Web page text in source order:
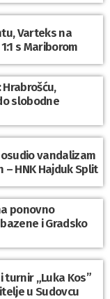
Varteks na
s Mariborom
slobodne
vandalizam
– HNK Hajduk Split
ponovno
i Gradsko
„Luka Kos”
u Sudovcu